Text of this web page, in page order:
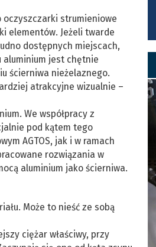
strumieniowe
elementów. Jeżeli twarde
dostępnych miejscach,
aluminium jest chętnie
ścierniwa nieżelaznego.
atrakcyjne wizualnie –
We współpracy z
pod kątem tego
AGTOS, jak i w ramach
rozwiązania w
aluminium jako ścierniwa.
Może to nieść ze sobą
ciężar właściwy, przy